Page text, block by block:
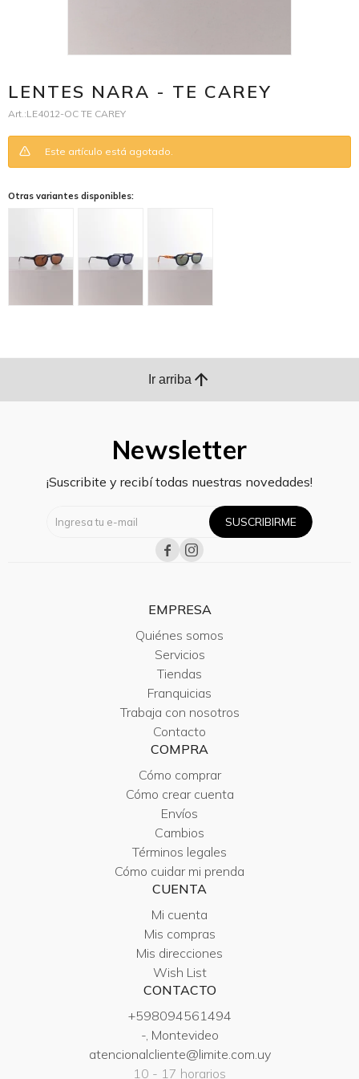
LENTES NARA - TE CAREY
LE4012-OC TE CAREY
Este artículo está agotado.
Otras variantes disponibles:
Ir arriba arrow_upward
Newsletter
¡Suscribite y recibí todas nuestras novedades!
SUSCRIBIRME
 
EMPRESA
Quiénes somos
Servicios
Tiendas
Franquicias
Trabaja con nosotros
Contacto
COMPRA
Cómo comprar
Cómo crear cuenta
Envíos
Cambios
Términos legales
Cómo cuidar mi prenda
CUENTA
Mi cuenta
Mis compras
Mis direcciones
Wish List
CONTACTO
+598094561494
-, Montevideo
atencionalcliente@limite.com.uy
10 - 17 horarios